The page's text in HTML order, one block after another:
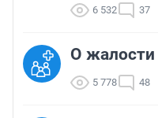
6 532 37
О жалости
5 778 48